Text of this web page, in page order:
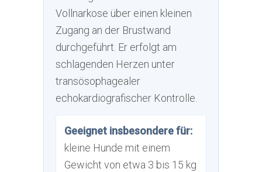
Vollnarkose über einen kleinen
Zugang an der Brustwand
durchgeführt. Er erfolgt am
schlagenden Herzen unter
transösophagealer
echokardiografischer Kontrolle.
Geeignet insbesondere für:
kleine Hunde mit einem
Gewicht von etwa 3 bis 15 kg